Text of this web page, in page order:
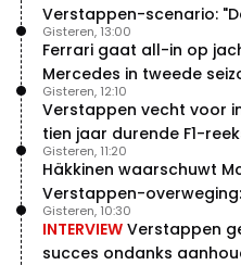
Verstappen-scenario:
manier"
Ferrari gaat all-in op
Mercedes in tweede
Gisteren, 13:00
Verstappen vecht voor
tien jaar durende F1-
Gisteren, 12:10
Häkkinen waarschuwt
Verstappen-
je?"
Gisteren, 11:20
INTERVIEW Verstappen
succes ondanks
Gisteren, 10:30